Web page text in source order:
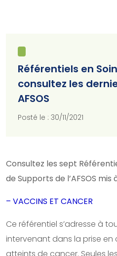
Référentiels en
consultez les
AFSOS
Posté le : 30/11/2021
Consultez les sept
de Supports de l’AFSOS mis
– VACCINS ET CANCER
Ce référentiel s’adresse à
intervenant dans la prise